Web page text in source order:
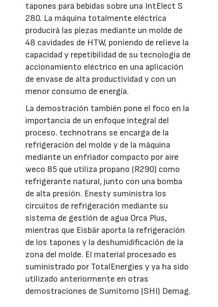
tapones para bebidas sobre una IntElect S
280. La máquina totalmente eléctrica
producirá las piezas mediante un molde de
48 cavidades de HTW, poniendo de relieve la
capacidad y repetibilidad de su tecnología de
accionamiento eléctrico en una aplicación
de envase de alta productividad y con un
menor consumo de energía.
La demostración también pone el foco en la
importancia de un enfoque integral del
proceso. technotrans se encarga de la
refrigeración del molde y de la máquina
mediante un enfriador compacto por aire
weco 85 que utiliza propano (R290) como
refrigerante natural, junto con una bomba
de alta presión. Enesty suministra los
circuitos de refrigeración mediante su
sistema de gestión de agua Orca Plus,
mientras que Eisbär aporta la refrigeración
de los tapones y la deshumidificación de la
zona del molde. El material procesado es
suministrado por TotalEnergies y ya ha sido
utilizado anteriormente en otras
demostraciones de Sumitomo (SHI) Demag.